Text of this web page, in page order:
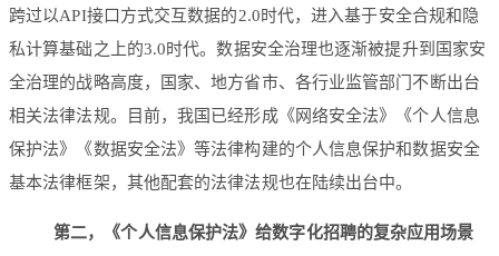
跨过以API接口方式交互数据的2.0时代，进入基于安全合规和隐
私计算基础之上的3.0时代。数据安全治理也逐渐被提升到国家安
全治理的战略高度，国家、地方省市、各行业监管部门不断出台
相关法律法规。目前，我国已经形成《网络安全法》《个人信息
保护法》《数据安全法》等法律构建的个人信息保护和数据安全
基本法律框架，其他配套的法律法规也在陆续出台中。
第二，《个人信息保护法》给数字化招聘的复杂应用场景